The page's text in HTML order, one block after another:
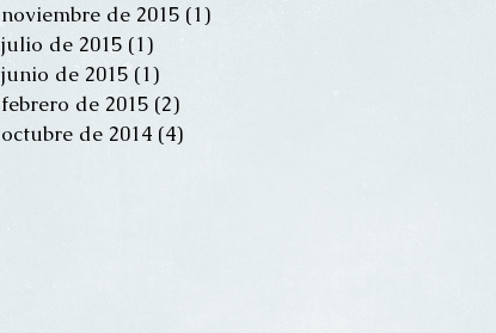
noviembre de 2015 (1)
julio de 2015 (1)
junio de 2015 (1)
febrero de 2015 (2)
octubre de 2014 (4)